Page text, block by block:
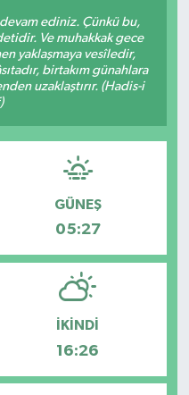
ediniz. Çünkü bu,
Ve muhakkak gece
yaklaşmaya vesîledir,
birtakım günahlara
uzaklaştırır. (Hadis-i
GÜNEŞ
05:27
İKINDI
16:26